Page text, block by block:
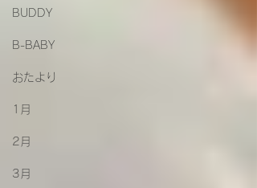
BUDDY
B-BABY
おたより
1月
2月
3月